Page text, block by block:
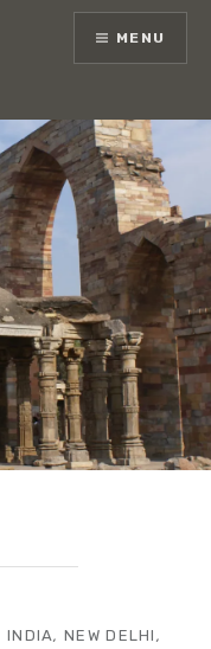
MENU
INDIA,NEW DELHI ,